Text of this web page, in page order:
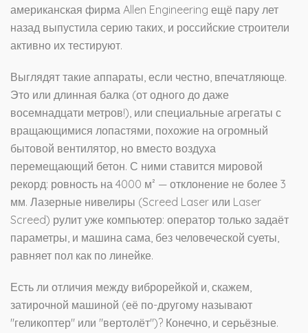
американская фирма Allen Engineering ещё пару лет
назад выпустила серию таких, и российские строители
активно их тестируют.
Выглядят такие аппараты, если честно, впечатляюще.
Это или длинная балка (от одного до даже
восемнадцати метров!), или специальные агрегаты с
вращающимися лопастями, похожие на огромный
бытовой вентилятор, но вместо воздуха
перемещающий бетон. С ними ставится мировой
рекорд: ровность на 4000 м² — отклонение не более 3
мм. Лазерные нивелиры (Screed Laser или Laser
Screed) рулит уже компьютер: оператор только задаёт
параметры, и машина сама, без человеческой суеты,
равняет пол как по линейке.
Есть ли отличия между виброрейкой и, скажем,
затирочной машиной (её по-другому называют
"геликоптер" или "вертолёт")? Конечно, и серьёзные.